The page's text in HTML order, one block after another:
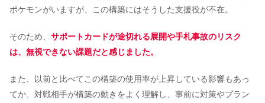
ポケモンがいますが、この構築にはそうした支援役が不在。
そのため、 サポートカードが途切れる展開や手札事故のリスク
は、無視できない課題だと感じました。
また、以前と比べてこの構築の使用率が上昇している影響もあっ
てか、対戦相手が構築の動きをよく理解し、事前に対策やプラン